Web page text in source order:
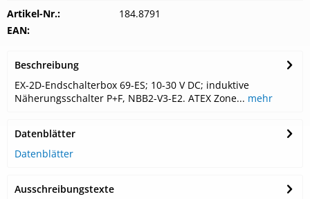
Artikel-Nr.:
184.8791
EAN:
Beschreibung
EX-2D-Endschalterbox 69-ES; 10-30 V DC; induktive
Näherungsschalter P+F, NBB2-V3-E2. ATEX Zone... mehr
Datenblätter
Datenblätter
Ausschreibungstexte